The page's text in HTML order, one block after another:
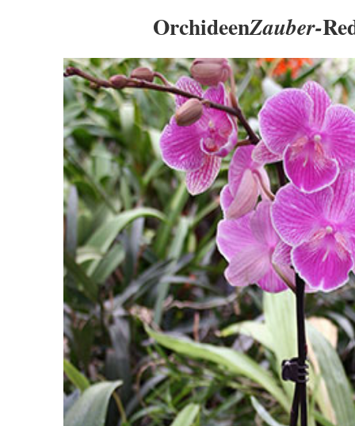
OrchideenZauber-